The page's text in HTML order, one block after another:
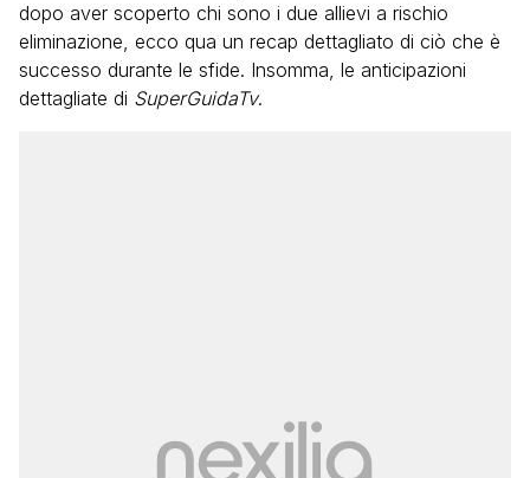
dopo aver scoperto chi sono i due allievi a rischio
eliminazione, ecco qua un recap dettagliato di ciò che è
successo durante le sfide. Insomma, le anticipazioni
dettagliate di SuperGuidaTv.